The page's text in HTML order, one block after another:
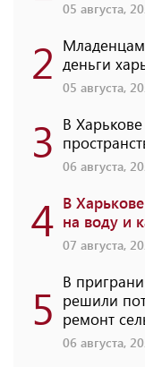
05 августа,
2 деньги
05 августа,
3 В
06 августа,
4 В
на воду и
07 августа,
5 В
решили
ремонт
06 августа,